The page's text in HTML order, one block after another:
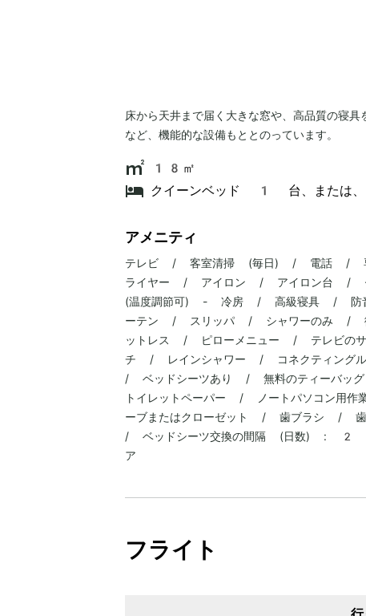
床から天井まで届く大きな窓や、高品質の寝
など、機能的な設備もととのっています。
18㎡
クイーンベッド 1 台、または
アメニティ
テレビ / 客室清掃 (毎日) / 電話 / 専
ライヤー / アイロン / アイロン台 /
(温度調節可) - 冷房 / 高級寝具 / 防
ーテン / スリッパ / シャワーのみ /
ットレス / ピローメニュー / テレビ
チ / レインシャワー / コネクティン
/ ベッドシーツあり / 無料のティーバ
トイレットペーパー / ノートパソコン
ーブまたはクローゼット / 歯ブラシ / 歯
/ ベッドシーツ交換の間隔 (日数) : 2 /
ア
フライト